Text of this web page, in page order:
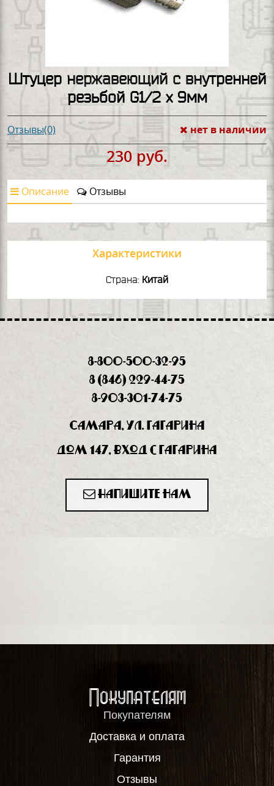
Штуцер нержавеющий с внутренней
резьбой G1/2 х 9мм
Отзывы(0) нет в наличии
230 руб.
Описание Отзывы
Характеристики
Страна: Китай
8-800-500-32-95
8 (846) 229-44-75
8-903-301-74-75
Самара, ул. Гагарина
дом 147, вход с Гагарина
Напишите нам
Покупателям
Покупателям
Доставка и оплата
Гарантия
Отзывы